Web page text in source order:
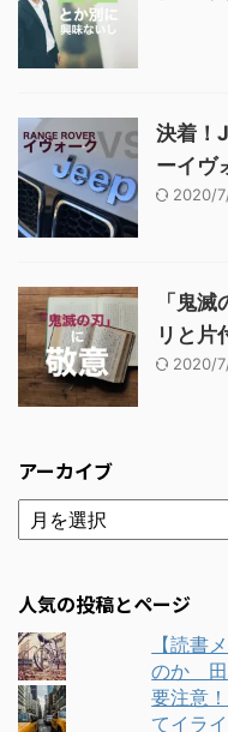
決着！
ーイヴ
2020/
「鬼
リと片
2020/
アーカイブ
人気の投稿とページ
【読書
のか 田
要注意
てイラ